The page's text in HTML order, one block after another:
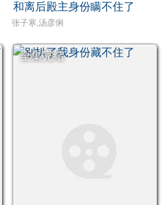
和离后殿主身份瞒不住了
张子寒,汤彦俐
全集完结